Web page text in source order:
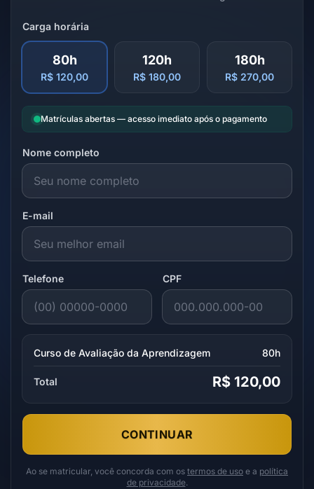
Carga horária
80h
R$ 120,00
120h
R$ 180,00
180h
R$ 270,00
Matrículas abertas — acesso imediato após o pagamento
Nome completo
E-mail
Telefone CPF
Curso de Avaliação da Aprendizagem 80h
Total R$ 120,00
CONTINUAR
Ao se matricular, você concorda com os termos de uso e a política
de privacidade.